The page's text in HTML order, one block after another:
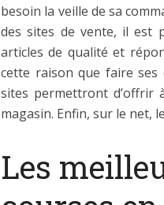
besoin la veille de sa
des sites de vente, il est
articles de qualité et
cette raison que faire ses
sites permettront d’offrir
magasin. Enfin, sur le net,
Les